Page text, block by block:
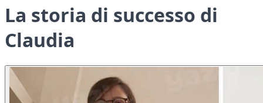
La storia di successo di
Claudia